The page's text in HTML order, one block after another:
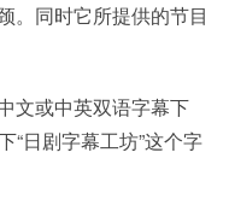
。同时它所提供的节目
文或中英双语字幕下
“日剧字幕工坊”这个字